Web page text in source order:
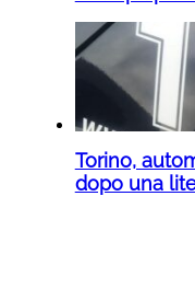
Torino,
dopo una